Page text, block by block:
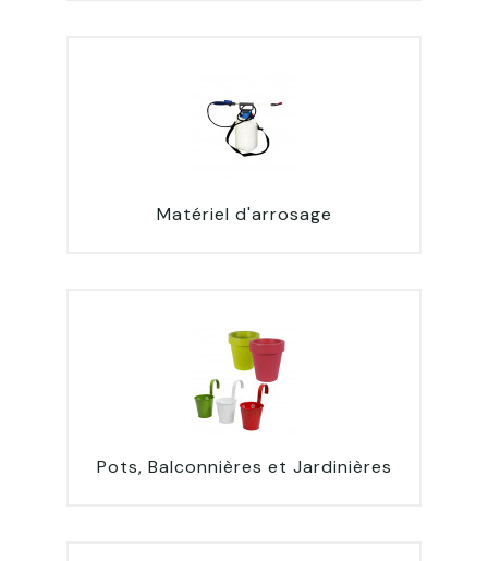
Matériel d'arrosage
Pots, Balconnières et Jardinières